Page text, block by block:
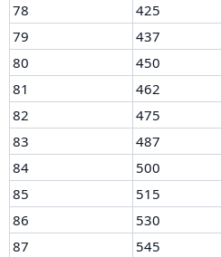
78
425
79
437
80
450
81
462
82
475
83
487
84
500
85
515
86
530
87
545